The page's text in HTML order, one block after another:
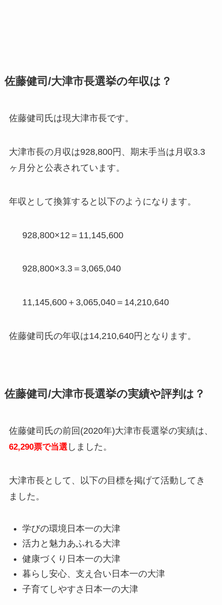
佐藤健司/大津市長選挙の年収は？
佐藤健司氏は現大津市長です。
大津市長の月収は928,800円、期末手当は月収3.3
ヶ月分と公表されています。
年収として換算すると以下のようになります。
928,800×12＝11,145,600
928,800×3.3＝3,065,040
11,145,600＋3,065,040＝14,210,640
佐藤健司氏の年収は14,210,640円 となります。
佐藤健司/大津市長選挙の実績や評判は？
佐藤健司氏の前回(2020年)大津市長選挙の実績は、
62,290票で当選しました。
大津市長として、以下の目標を掲げて活動してき
ました。
学びの環境日本一の大津
活力と魅力あふれる大津
健康づくり日本一の大津
暮らし安心、支え合い日本一の大津
子育てしやすさ日本一の大津